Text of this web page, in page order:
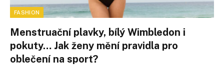
FASHION
Menstruační plavky, bílý Wimbledon i
pokuty… Jak ženy mění pravidla pro
oblečení na sport?